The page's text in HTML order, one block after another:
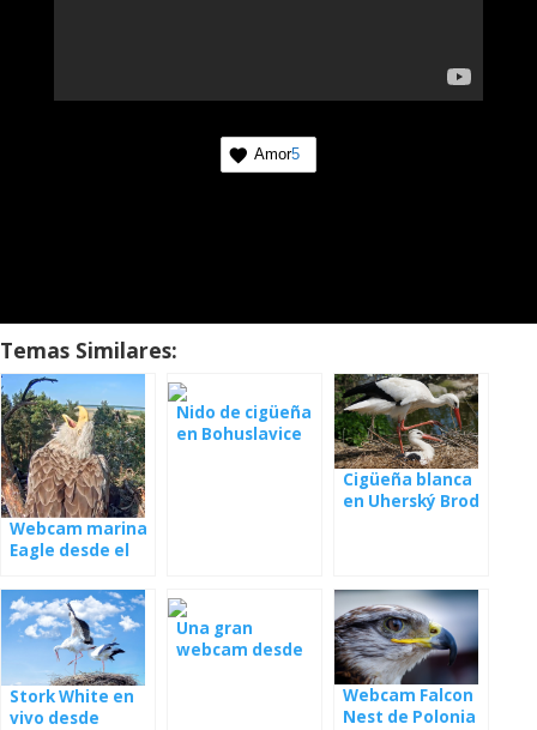
Amor5
Temas Similares:
Webcam marina
Eagle desde el
Nido de cigüeña
en Bohuslavice
Cigüeña blanca
en Uherský Brod
Stork White en
vivo desde
Una gran
webcam desde
Webcam Falcon
Nest de Polonia